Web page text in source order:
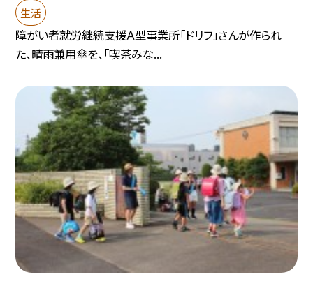
生活
障がい者就労継続支援Ａ型事業所「ドリフ」さんが作られ
た、晴雨兼用傘を、「喫茶みな...